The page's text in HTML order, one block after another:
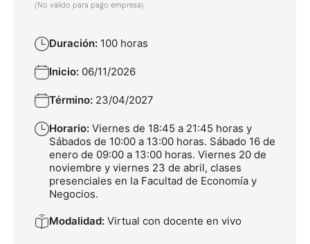
(No válido para pago empresa).
Duración: 100 horas
Inicio: 06/11/2026
Término: 23/04/2027
Horario: Viernes de 18:45 a 21:45 horas y
Sábados de 10:00 a 13:00 horas. Sábado 16 de
enero de 09:00 a 13:00 horas. Viernes 20 de
noviembre y viernes 23 de abril, clases
presenciales en la Facultad de Economía y
Negocios.
Modalidad: Virtual con docente en vivo